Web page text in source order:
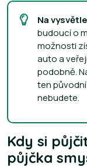
Na
budoucí o
možnosti
auto a
podobně.
ten
nebudete.
Kdy si
půjčka